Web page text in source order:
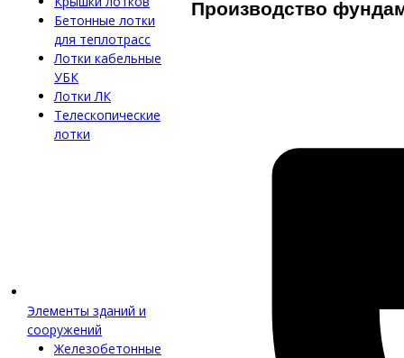
Бетонные лотки
для теплотрасс
Лотки кабельные
УБК
Лотки ЛК
Телескопические
лотки
Элементы зданий и
сооружений
Железобетонные
Производство